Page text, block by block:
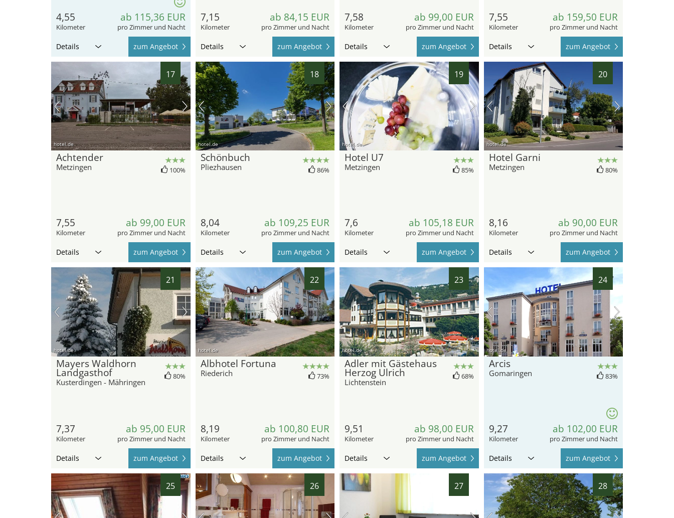
4,55
Kilometer
ab 115,36 EUR
pro Zimmer und Nacht
Details zum Angebot
7,15
Kilometer
ab 84,15 EUR
pro Zimmer und Nacht
Details zum Angebot
7,58
Kilometer
ab 99,00 EUR
pro Zimmer und Nacht
Details zum Angebot
7,55
Kilometer
ab 159,50 EUR
pro Zimmer und Nacht
Details zum Angebot
17
hotel.de
Achtender
Metzingen 100%
7,55
Kilometer
ab 99,00 EUR
pro Zimmer und Nacht
Details zum Angebot
18
hotel.de
Schönbuch
Pliezhausen 86%
8,04
Kilometer
ab 109,25 EUR
pro Zimmer und Nacht
Details zum Angebot
19
hotel.de
Hotel U7
Metzingen 85%
7,6
Kilometer
ab 105,18 EUR
pro Zimmer und Nacht
Details zum Angebot
20
hotel.de
Hotel Garni
Metzingen 80%
8,16
Kilometer
ab 90,00 EUR
pro Zimmer und Nacht
Details zum Angebot
21
hotel.de
Mayers Waldhorn
Landgasthof
Kusterdingen - Mähringen
80%
7,37
Kilometer
ab 95,00 EUR
pro Zimmer und Nacht
Details zum Angebot
22
hotel.de
Albhotel Fortuna
Riederich 73%
8,19
Kilometer
ab 100,80 EUR
pro Zimmer und Nacht
Details zum Angebot
23
hotel.de
Adler mit Gästehaus
Herzog Ulrich
Lichtenstein
68%
9,51
Kilometer
ab 98,00 EUR
pro Zimmer und Nacht
Details zum Angebot
24
hotel.de
Arcis
Gomaringen 83%
9,27
Kilometer
ab 102,00 EUR
pro Zimmer und Nacht
Details zum Angebot
25 26 27 28